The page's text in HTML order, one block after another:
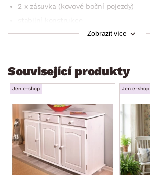
2 x zásuvka (kovové boční pojezdy)
oblíbený venkovský stylZobrazit více
Související produkty
Jen e-shop Jen e-shop